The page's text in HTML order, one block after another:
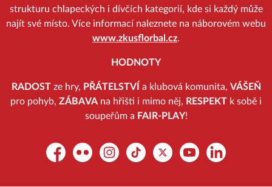
strukturu chlapeckých i dívčích kategorií, kde si každý může
najít své místo. Více informací naleznete na náborovém webu
www.zkusflorbal.cz.
HODNOTY
RADOSTze hry, PŘÁTELSTVÍ a klubová komunita, VÁŠEŇ
pro pohyb, ZÁBAVA na hřišti i mimo něj, RESPEKT k sobě i
soupeřům a FAIR-PLAY!
FacebookFlickr Instagram
TikTok Platform X
YouTubeLinkedIn